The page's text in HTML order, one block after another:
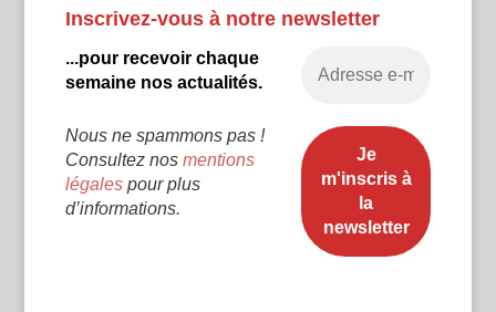
Inscrivez-vous à notre newsletter
...pour recevoir chaque
semaine nos actualités.
Nous ne spammons pas !
Consultez nos mentions
légalespour plus
d’informations.